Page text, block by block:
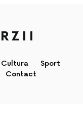
Cultura
Sport
Contact